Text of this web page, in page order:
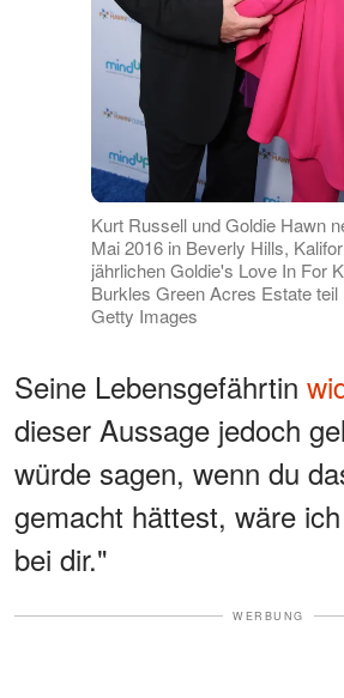
Kurt Russell und Goldie Hawn
Mai 2016 in Beverly Hills,
jährlichen Goldie's Love In For
Burkles Green Acres Estate teil
Getty Images
Seine Lebensgefährtin
dieser Aussage jedoch
würde sagen, wenn du
gemacht hättest, wäre
bei dir."
WERBUNG